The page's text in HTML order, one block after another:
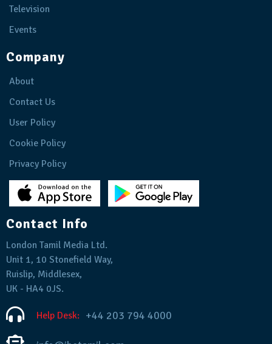
Television
Events
Company
About
Contact Us
User Policy
Cookie Policy
Privacy Policy
Contact Info
London Tamil Media Ltd.
Unit 1, 10 Stonefield Way,
Ruislip, Middlesex,
UK - HA4 0JS.
Help Desk: +44 203 794 4000